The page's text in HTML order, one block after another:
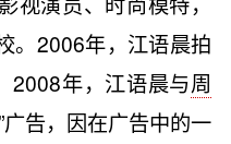
。2006年，江语晨拍
2008年，江语晨与周
告，因在广告中的一